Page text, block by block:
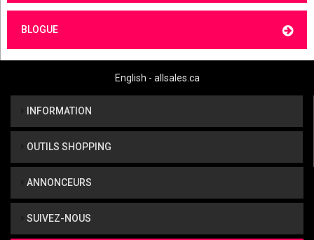
BLOGUE
English - allsales.ca
INFORMATION
OUTILS SHOPPING
ANNONCEURS
SUIVEZ-NOUS